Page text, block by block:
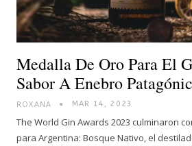
Medalla De Oro Para El
Sabor A Enebro
ROXANA MAR 14, 2023
The World Gin Awards 2023 culminaron
para Argentina: Bosque Nativo, el